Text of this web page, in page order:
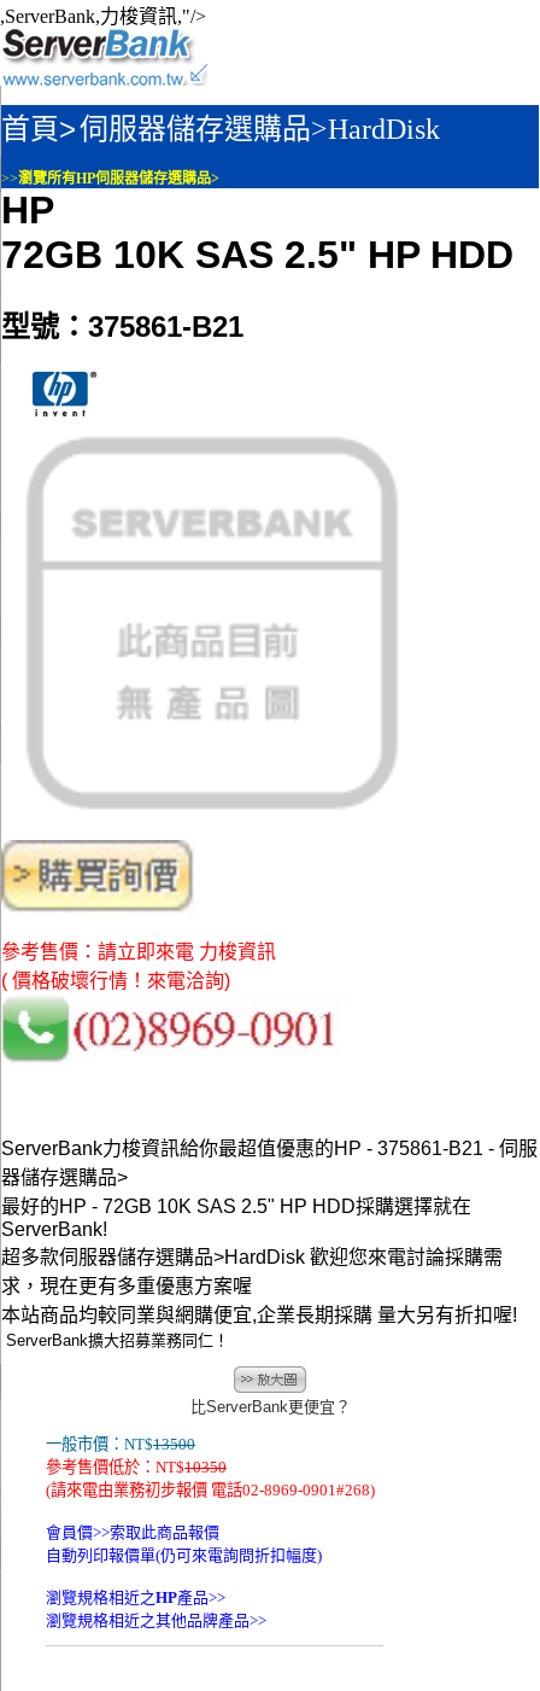
,ServerBank,力梭資訊,"/>
首頁>伺服器儲存選購品>HardDisk
>>瀏覽所有HP伺服器儲存選購品>
HP
72GB 10K SAS 2.5" HP HDD
型號：375861-B21
參考售價：請立即來電 力梭資訊
( 價格破壞行情！來電洽詢)
ServerBank力梭資訊給你最超值優惠的HP - 375861-B21 - 伺服
器儲存選購品>
最好的HP - 72GB 10K SAS 2.5" HP HDD採購選擇就在
ServerBank!
超多款伺服器儲存選購品>HardDisk 歡迎您來電討論採購需
求，現在更有多重優惠方案喔
本站商品均較同業與網購便宜,企業長期採購 量大另有折扣喔!
ServerBank擴大招募業務同仁！
比ServerBank更便宜？
一般市價：NT$13500
參考售價低於：NT$10350
(請來電由業務初步報價 電話02-8969-0901#268)
會員價>>索取此商品報價
自動列印報價單(仍可來電詢問折扣幅度)
瀏覽規格相近之HP產品>>
瀏覽規格相近之其他品牌產品>>